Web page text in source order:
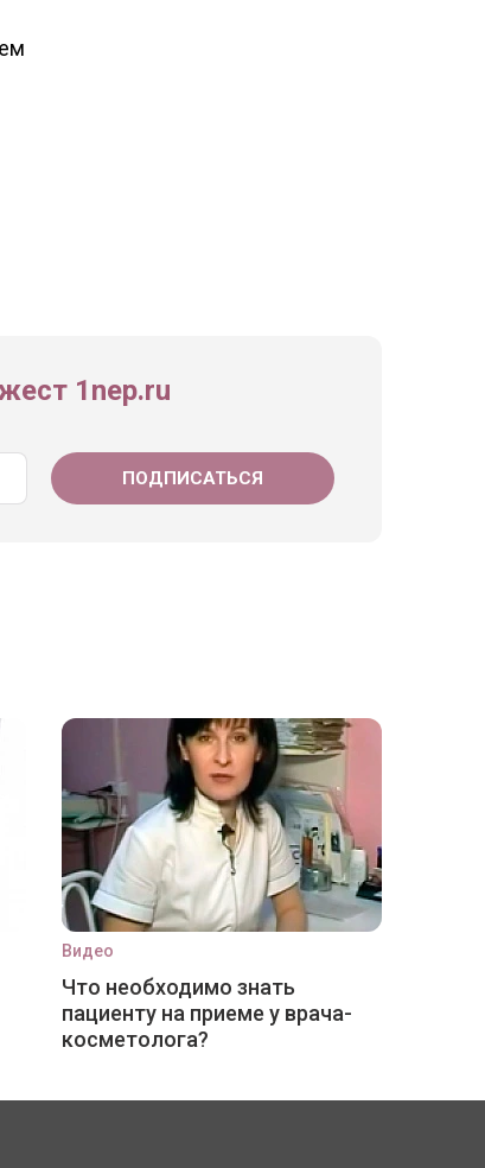
1nep.ru
Видео
Что необходимо знать
пациенту на приеме у врача-
косметолога?